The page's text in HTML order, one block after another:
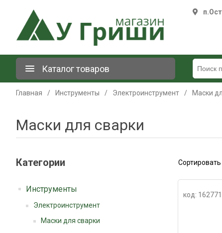
Каталог товаров
Главная / Инструменты / Электроинструмент / Маски
Маски для сварки
Категории
Инструменты
Электроинструмент
Маски для сварки
Сортировать
код: 162771